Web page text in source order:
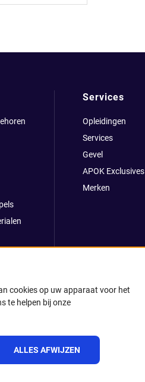
cookies op uw apparaat voor het
te helpen bij onze
ALLES AFWIJZEN
Services
Opleidingen
Services
Gevel
APOK Exclusives
Merken